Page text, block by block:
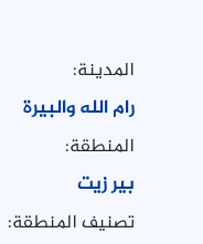
المدينة:
رام الله والبيرة
المنطقة:
بير زيت
تصنيف المنطقة: